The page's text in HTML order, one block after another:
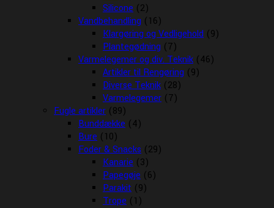
Silicone (2)
Vandbehandling (16)
Klargøring og Vedligehold (9)
Plantegødning (7)
Varmelegemer og div. Teknik (46)
Artikler til Rengøring (9)
Diverse Teknik (28)
Varmelegemer (7)
Fugle artikler (89)
Bunddække (4)
Bure (10)
Foder & Snacks (29)
Kanarie (3)
Papegøje (6)
Parakit (9)
Trope (1)